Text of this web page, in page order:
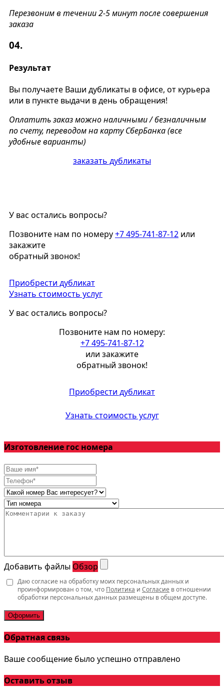
Перезвоним в течении 2-5 минут после совершения
заказа
04.
Результат
Вы получаете Ваши дубликаты в офисе, от курьера
или в пункте выдачи в день обращения!
Оплатить заказ можно наличными / безналичным
по счету, переводом на карту СберБанка (все
удобные варианты)
заказать дубликаты
У вас остались вопросы?
Позвоните нам по номеру+7 495-741-87-12 или
закажите
обратный звонок!
Приобрести дубликат
Узнать стоимость услуг
У вас остались вопросы?
Позвоните нам по номеру:
+7 495-741-87-12
или закажите
обратный звонок!
Приобрести дубликат
Узнать стоимость услуг
Изготовление гос номера
Добавить файлы Обзор
Даю согласие на обработку моих персональных данных и
проинформирован о том, что Политика и Согласие в отношении
обработки персональных данных размещены в общем доступе.
Оформить
Обратная связь
Ваше сообщение было успешно отправлено
Оставить отзыв